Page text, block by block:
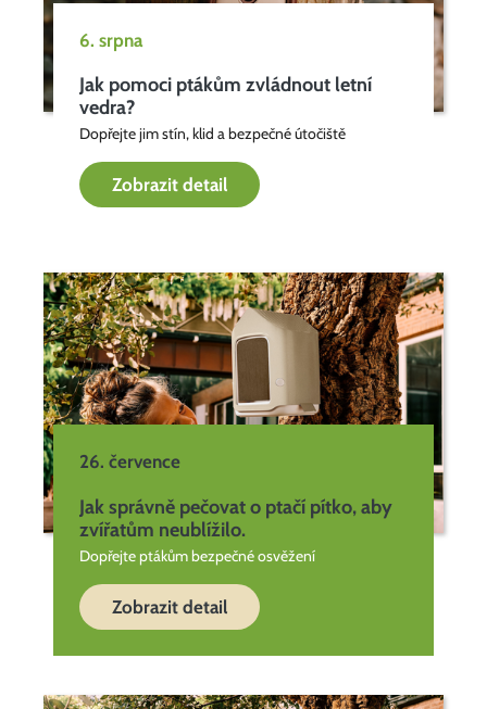
6. srpna
Jak pomoci ptákům zvládnout letní
vedra?
Dopřejte jim stín, klid a bezpečné útočiště
Zobrazit detail
26. července
Jak správně pečovat o ptačí pítko, aby
zvířatům neublížilo.
Dopřejte ptákům bezpečné osvěžení
Zobrazit detail